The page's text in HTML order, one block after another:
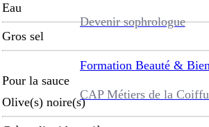
Devenir sophrologue
Formation Beauté &
CAP Métiers de la
Eau
Gros sel
Pour la sauce
Olive(s) noire(s)